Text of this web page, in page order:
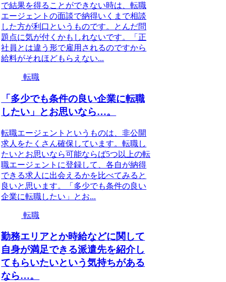
で結果を得ることができない時は、転職
エージェントの面談で納得いくまで相談
した方が利口というものです。とんだ問
題点に気が付くかもしれないです。「正
社員とは違う形で雇用されるのですから
給料がそれほどもらえない...
転職
「多少でも条件の良い企業に転職
したい」とお思いなら…。
転職エージェントというものは、非公開
求人をたくさん確保しています。転職し
たいとお思いなら可能ならば5つ以上の転
職エージェントに登録して、各自が納得
できる求人に出会えるかを比べてみると
良いと思います。「多少でも条件の良い
企業に転職したい」とお...
転職
勤務エリアとか時給などに関して
自身が満足できる派遣先を紹介し
てもらいたいという気持ちがある
なら…。